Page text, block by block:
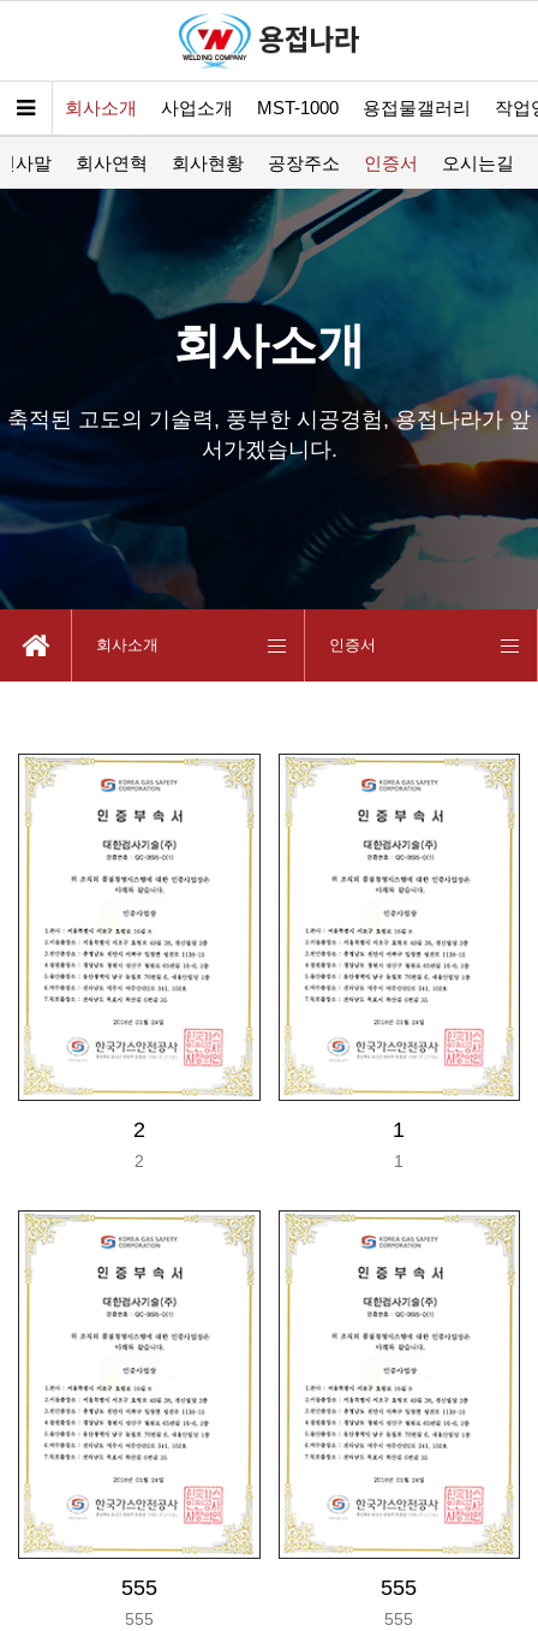
회사소개 사업소개 MST-1000 용접물갤러리 작업
사말 회사연혁 회사현황 공장주소 인증서 오시는길
회사소개
축적된 고도의 기술력, 풍부한 시공경험, 용접나라가 앞
서가겠습니다.
회사소개 인증서
2
2
1
1
555
555
555
555